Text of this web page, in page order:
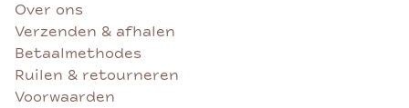
Over ons
Verzenden & afhalen
Betaalmethodes
Ruilen & retourneren
Voorwaarden